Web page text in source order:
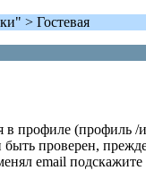
> Гостевая
(профиль /
проверен,
email подскажите